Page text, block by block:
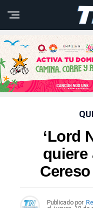
‘Lord
quiere
Publicado por